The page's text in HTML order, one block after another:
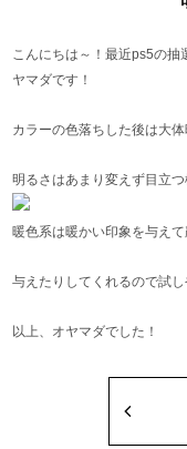
こんにちは～！最近ps5の抽
ヤマダです！
カラーの色落ちした後は大
明るさはあまり変えず目立
暖色系は暖かい印象を与え
与えたりしてくれるので試
以上、オヤマダでした！